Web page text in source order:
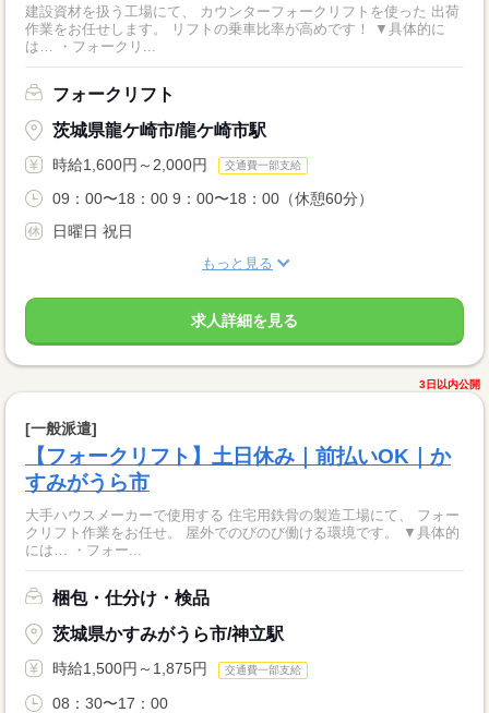
建設資材を扱う工場にて、 カウンターフォークリフトを使った 出荷
作業をお任せします。 リフトの乗車比率が高めです！ ▼具体的に
は… ・フォークリ...
フォークリフト
茨城県龍ケ崎市/龍ケ崎市駅
時給1,600円～2,000円 交通費一部支給
09：00〜18：00 9：00〜18：00（休憩60分）
日曜日 祝日
もっと見る
求人詳細を見る
3日以内公開
[一般派遣]
【フォークリフト】土日休み｜前払いOK｜か
すみがうら市
大手ハウスメーカーで使用する 住宅用鉄骨の製造工場にて、 フォー
クリフト作業をお任せ。 屋外でのびのび働ける環境です。 ▼具体的
には… ・フォー...
梱包・仕分け・検品
茨城県かすみがうら市/神立駅
時給1,500円～1,875円 交通費一部支給
08：30〜17：00